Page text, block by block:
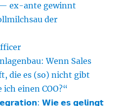
ex-ante gewinnt
der
Wenn Sales
die es (so) nicht gibt
einen COO?“
𝗪𝗶𝗲 𝗲𝘀 𝗴𝗲𝗹𝗶𝗻𝗴𝘁